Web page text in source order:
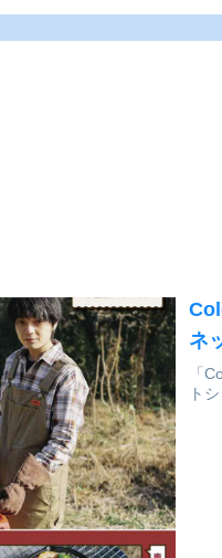
ネ
「
ト